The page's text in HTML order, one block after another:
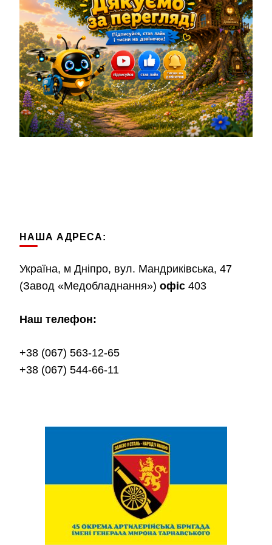
НАША АДРЕСА:
Україна, м Дніпро, вул. Мандриківська, 47
(Завод «Медобладнання») офіс 403
Наш телефон:
+38 (067) 563-12-65
+38 (067) 544-66-11